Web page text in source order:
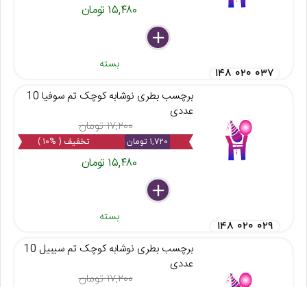
۱۵,۴۸۰ تومان
delete
remove
add
بسته
۱۴۸ ۰۲۰ ۰۳۷
برچسب بطری نوشابه کوچک تم سوفیا 10
عددی
۱۷,۲۰۰ تومان
۱,۷۲۰ تومان تخفیف ( %۱۰ )
۱۵,۴۸۰ تومان
delete
remove
add
بسته
۱۴۸ ۰۲۰ ۰۲۹
برچسب بطری نوشابه کوچک تم سیبیل 10
عددی
۱۷,۲۰۰ تومان